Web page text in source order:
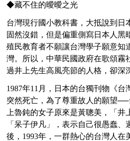
◆藏不住的曖曖之光
台灣現行國小教科書，大抵說到
固然沒錯，但是偏重側寫日本人
殖民教育者不願讓台灣學子願意知
灣。所以，中華民國政府在歌頌霧
過井上先生高風亮節的人格，卻
1987年11月，日本的台獨刊物《
突然死亡，為了尊重故人的願望
上魯鈍的女子原來是黃聰美，「
「呆子伊凡」，表示自己很愚蠢
後，1993年，一群熱心的台灣人